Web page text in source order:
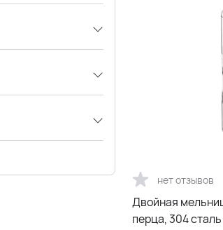
нет отзывов
Двойная
перца, 304 сталь